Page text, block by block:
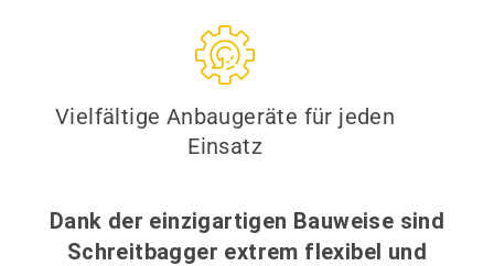
Dank der einzigartigen Bauweise sind
Schreitbagger extrem flexibel und
Vielfältige Anbaugeräte für jeden
Einsatz